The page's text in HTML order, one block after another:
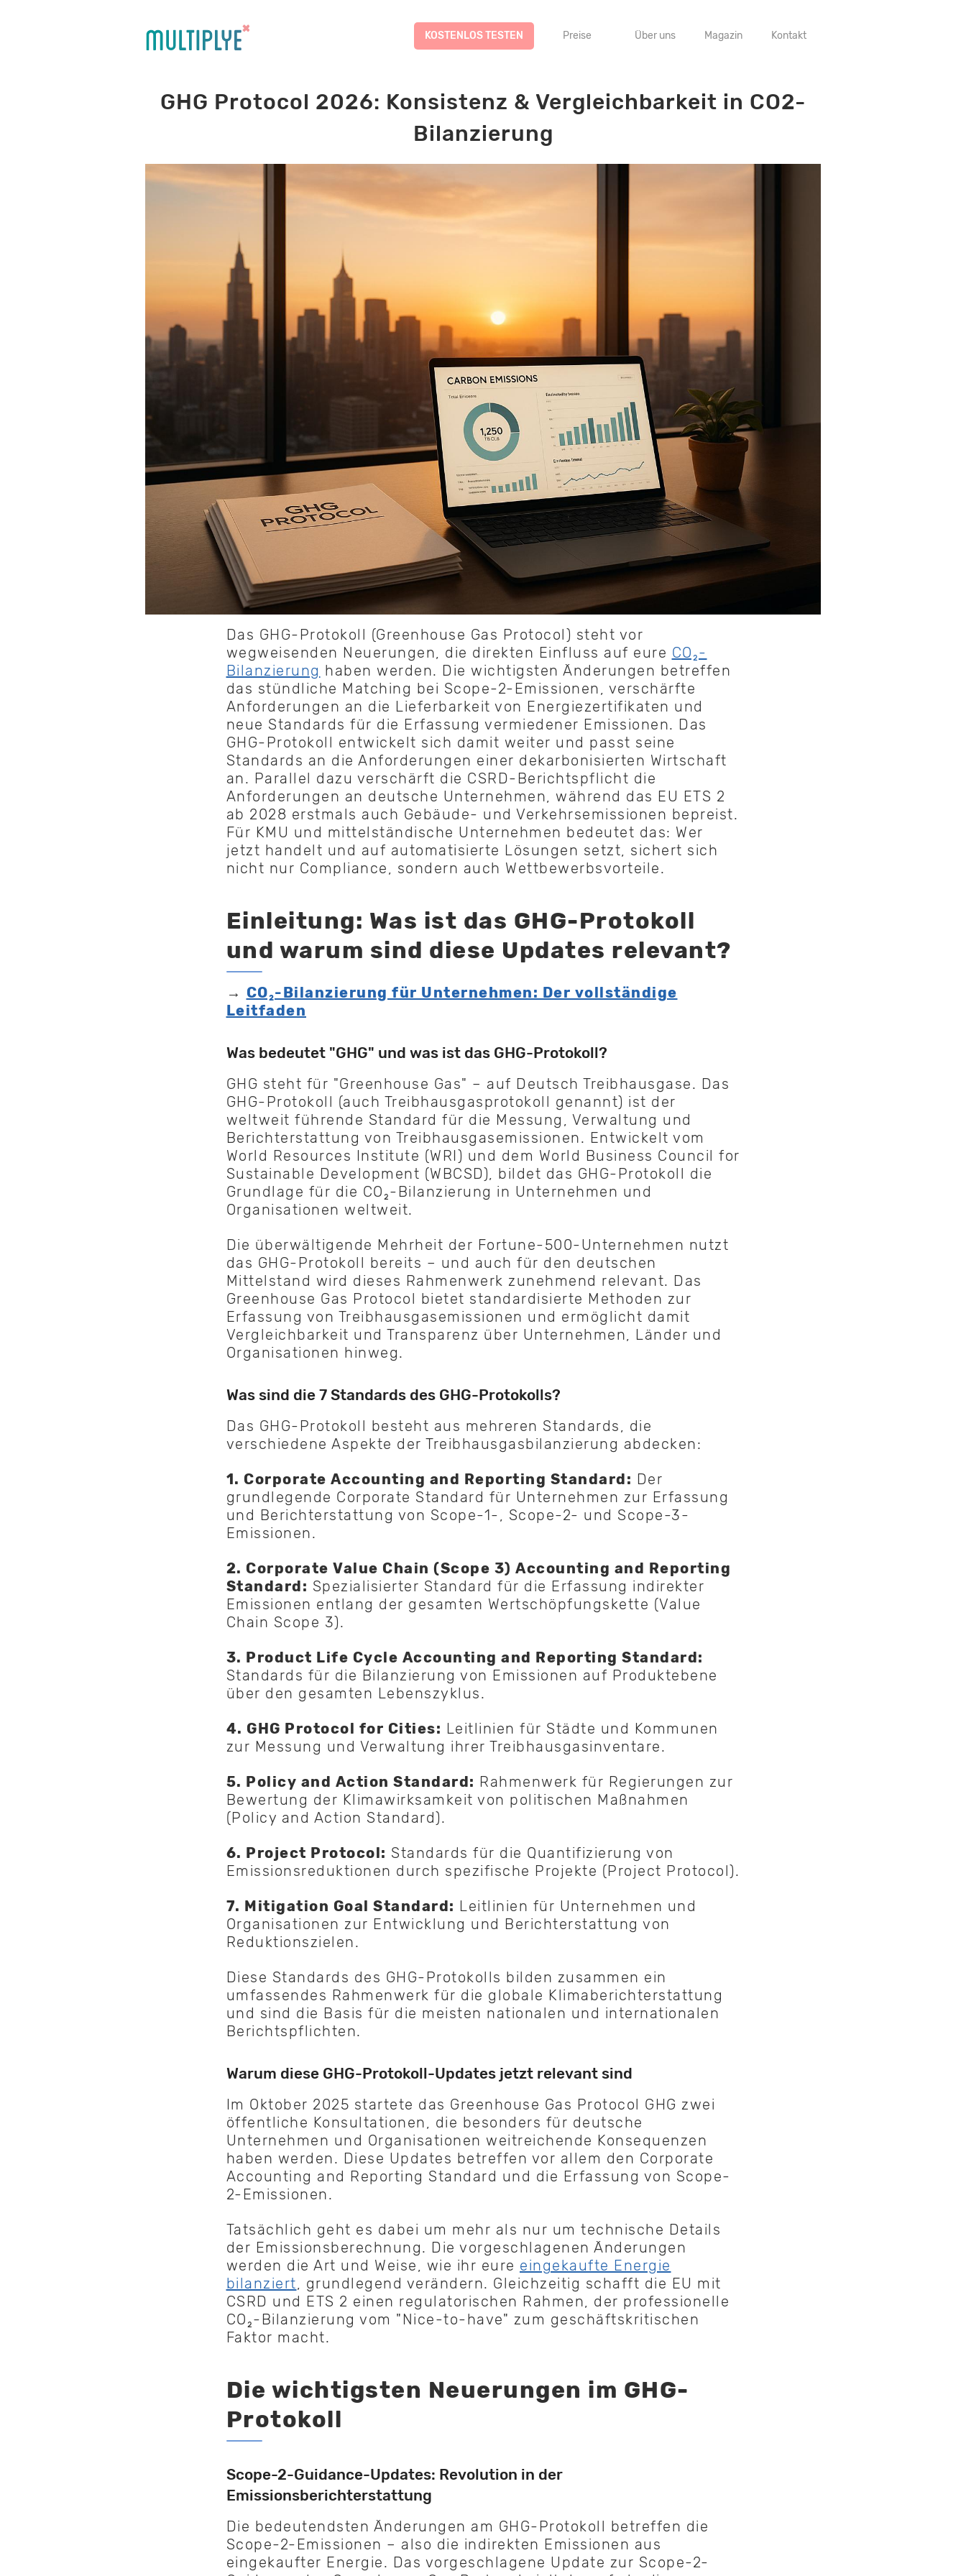
KOSTENLOS TESTEN Preise Über uns Magazin Kontakt
GHG Protocol 2026: Konsistenz & Vergleichbarkeit in CO2-
Bilanzierung
Das GHG-Protokoll (Greenhouse Gas Protocol) steht vor
wegweisenden Neuerungen, die direkten Einfluss auf eure CO₂-
Bilanzierung haben werden. Die wichtigsten Änderungen betreffen
das stündliche Matching bei Scope-2-Emissionen, verschärfte
Anforderungen an die Lieferbarkeit von Energiezertifikaten und
neue Standards für die Erfassung vermiedener Emissionen. Das
GHG-Protokoll entwickelt sich damit weiter und passt seine
Standards an die Anforderungen einer dekarbonisierten Wirtschaft
an. Parallel dazu verschärft die CSRD-Berichtspflicht die
Anforderungen an deutsche Unternehmen, während das EU ETS 2
ab 2028 erstmals auch Gebäude- und Verkehrsemissionen bepreist.
Für KMU und mittelständische Unternehmen bedeutet das: Wer
jetzt handelt und auf automatisierte Lösungen setzt, sichert sich
nicht nur Compliance, sondern auch Wettbewerbsvorteile.
Einleitung: Was ist das GHG-Protokoll
und warum sind diese Updates relevant?
→ CO₂-Bilanzierung für Unternehmen: Der vollständige
Leitfaden
Was bedeutet "GHG" und was ist das GHG-Protokoll?
GHG steht für "Greenhouse Gas" – auf Deutsch Treibhausgase. Das
GHG-Protokoll (auch Treibhausgasprotokoll genannt) ist der
weltweit führende Standard für die Messung, Verwaltung und
Berichterstattung von Treibhausgasemissionen. Entwickelt vom
World Resources Institute (WRI) und dem World Business Council for
Sustainable Development (WBCSD), bildet das GHG-Protokoll die
Grundlage für die CO₂-Bilanzierung in Unternehmen und
Organisationen weltweit.
Die überwältigende Mehrheit der Fortune-500-Unternehmen nutzt
das GHG-Protokoll bereits – und auch für den deutschen
Mittelstand wird dieses Rahmenwerk zunehmend relevant. Das
Greenhouse Gas Protocol bietet standardisierte Methoden zur
Erfassung von Treibhausgasemissionen und ermöglicht damit
Vergleichbarkeit und Transparenz über Unternehmen, Länder und
Organisationen hinweg.
Was sind die 7 Standards des GHG-Protokolls?
Das GHG-Protokoll besteht aus mehreren Standards, die
verschiedene Aspekte der Treibhausgasbilanzierung abdecken:
1. Corporate Accounting and Reporting Standard: Der
grundlegende Corporate Standard für Unternehmen zur Erfassung
und Berichterstattung von Scope-1-, Scope-2- und Scope-3-
Emissionen.
2. Corporate Value Chain (Scope 3) Accounting and Reporting
Standard: Spezialisierter Standard für die Erfassung indirekter
Emissionen entlang der gesamten Wertschöpfungskette (Value
Chain Scope 3).
3. Product Life Cycle Accounting and Reporting Standard:
Standards für die Bilanzierung von Emissionen auf Produktebene
über den gesamten Lebenszyklus.
4. GHG Protocol for Cities: Leitlinien für Städte und Kommunen
zur Messung und Verwaltung ihrer Treibhausgasinventare.
5. Policy and Action Standard: Rahmenwerk für Regierungen zur
Bewertung der Klimawirksamkeit von politischen Maßnahmen
(Policy and Action Standard).
6. Project Protocol: Standards für die Quantifizierung von
Emissionsreduktionen durch spezifische Projekte (Project Protocol).
7. Mitigation Goal Standard: Leitlinien für Unternehmen und
Organisationen zur Entwicklung und Berichterstattung von
Reduktionszielen.
Diese Standards des GHG-Protokolls bilden zusammen ein
umfassendes Rahmenwerk für die globale Klimaberichterstattung
und sind die Basis für die meisten nationalen und internationalen
Berichtspflichten.
Warum diese GHG-Protokoll-Updates jetzt relevant sind
Im Oktober 2025 startete das Greenhouse Gas Protocol GHG zwei
öffentliche Konsultationen, die besonders für deutsche
Unternehmen und Organisationen weitreichende Konsequenzen
haben werden. Diese Updates betreffen vor allem den Corporate
Accounting and Reporting Standard und die Erfassung von Scope-
2-Emissionen.
Tatsächlich geht es dabei um mehr als nur um technische Details
der Emissionsberechnung. Die vorgeschlagenen Änderungen
werden die Art und Weise, wie ihr eure eingekaufte Energie
bilanziert , grundlegend verändern. Gleichzeitig schafft die EU mit
CSRD und ETS 2 einen regulatorischen Rahmen, der professionelle
CO₂-Bilanzierung vom "Nice-to-have" zum geschäftskritischen
Faktor macht.
Die wichtigsten Neuerungen im GHG-
Protokoll
Scope-2-Guidance-Updates: Revolution in der
Emissionsberichterstattung
Die bedeutendsten Änderungen am GHG-Protokoll betreffen die
Scope-2-Emissionen – also die indirekten Emissionen aus
eingekaufter Energie. Das vorgeschlagene Update zur Scope-2-